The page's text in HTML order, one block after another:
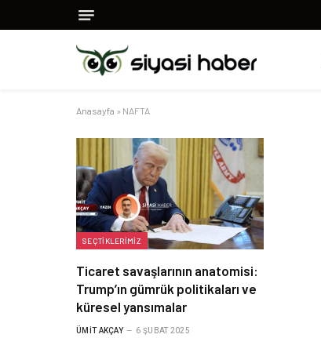
Anasayfa » NAFTA
SEÇTIKLERIMIZ
Ticaret savaşlarının anatomisi:
Trump’ın gümrük politikaları ve
küresel yansımalar
ÜMIT AKÇAY 6 ŞUBAT 2025